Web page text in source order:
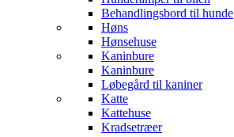
Behandlingsbord til hunde
Høns
Hønsehuse
Kaninbure
Kaninbure
Løbegård til kaniner
Katte
Kattehuse
Kradsetræer